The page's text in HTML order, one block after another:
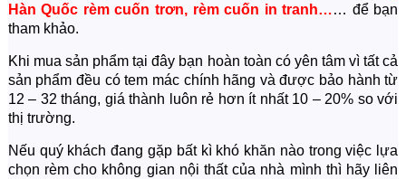
Hàn Quốc rèm cuốn trơn, rèm cuốn in tranh…… để bạn
tham khảo.
Khi mua sản phẩm tại đây bạn hoàn toàn có yên tâm vì tất cả
sản phẩm đều có tem mác chính hãng và được bảo hành từ
12 – 32 tháng, giá thành luôn rẻ hơn ít nhất 10 – 20% so với
thị trường.
Nếu quý khách đang gặp bất kì khó khăn nào trong việc lựa
chọn rèm cho không gian nội thất của nhà mình thì hãy liên